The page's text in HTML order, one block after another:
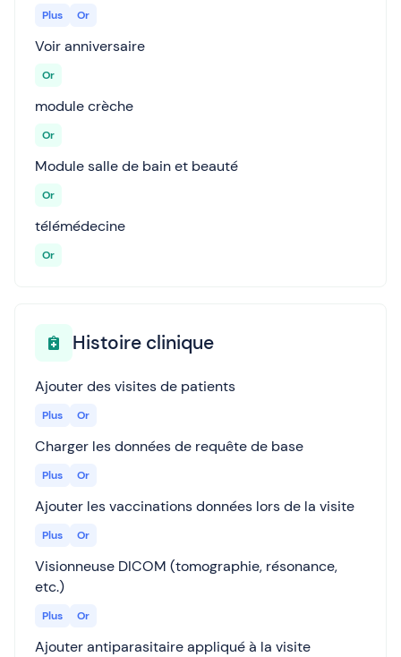
Plus Or
Voir anniversaire
Or
module crèche
Or
Module salle de bain et beauté
Or
télémédecine
Or
Histoire clinique
Ajouter des visites de patients
Plus Or
Charger les données de requête de base
Plus Or
Ajouter les vaccinations données lors de la visite
Plus Or
Visionneuse DICOM (tomographie, résonance,
etc.)
Plus Or
Ajouter antiparasitaire appliqué à la visite